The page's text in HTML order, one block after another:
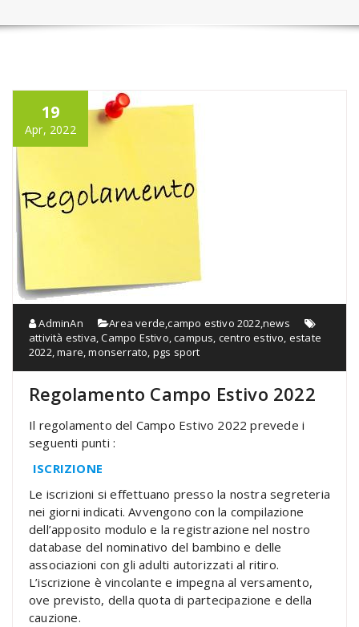
19
Apr, 2022
AdminAn Area verde,campo estivo 2022,news
attività estiva,Campo Estivo,campus, centro estivo, estate
2022,mare,monserrato, pgs sport
Regolamento Campo Estivo 2022
Il regolamento del Campo Estivo 2022 prevede i
seguenti punti :
ISCRIZIONE
Le iscrizioni si effettuano presso la nostra segreteria
nei giorni indicati. Avvengono con la compilazione
dell’apposito modulo e la registrazione nel nostro
database del nominativo del bambino e delle
associazioni con gli adulti autorizzati al ritiro.
L’iscrizione è vincolante e impegna al versamento,
ove previsto, della quota di partecipazione e della
cauzione.